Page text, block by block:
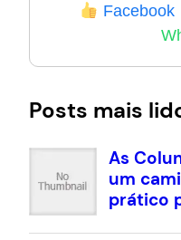
Facebook
Posts mais